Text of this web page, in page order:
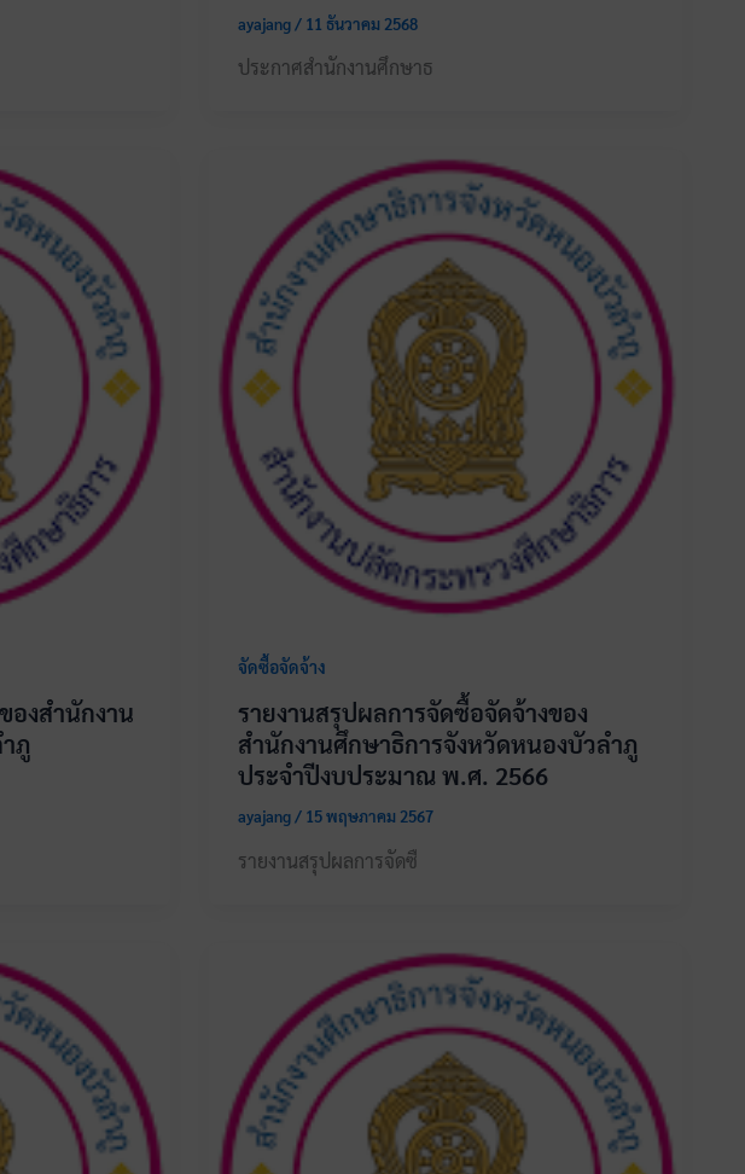
ayajang/ 11 ธันวาคม 2568
ประกาศสำนักงานศึกษาธ
องสำนักงาน
ภู
จัดซื้อจัดจ้าง
รายงานสรุปผลการจัดซื้อจัดจ้างของ
สำนักงานศึกษาธิการจังหวัดหนองบัวลำภู
ประจำปีงบประมาณ พ.ศ. 2566
ayajang/ 15 พฤษภาคม 2567
รายงานสรุปผลการจัดซื